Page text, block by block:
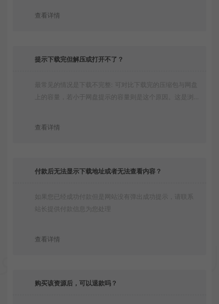
查看详情
提示下载完但解压或打开不了？
最常见的情况是下载不完整: 可对比下载完的压缩包与网盘
上的容量，若小于网盘提示的容量则是这个原因。这是浏
查看详情
付款后无法显示下载地址或者无法查看内容？
如果您已经成功付款但是网站没有弹出成功提示，请联系
站长提供付款信息为您处理
查看详情
购买该资源后，可以退款吗？